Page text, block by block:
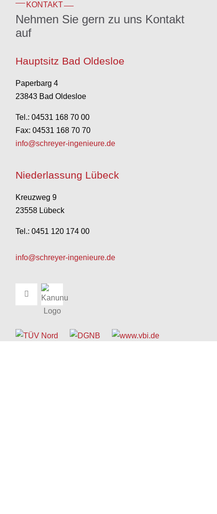
KONTAKT
Nehmen Sie gern zu uns Kontakt
auf
Hauptsitz Bad Oldesloe
Paperbarg 4
23843 Bad Oldesloe
Tel.: 04531 168 70 00
Fax: 04531 168 70 70
info@schreyer-ingenieure.de
Niederlassung Lübeck
Kreuzweg 9
23558 Lübeck
Tel.: 0451 120 174 00
info@schreyer-ingenieure.de